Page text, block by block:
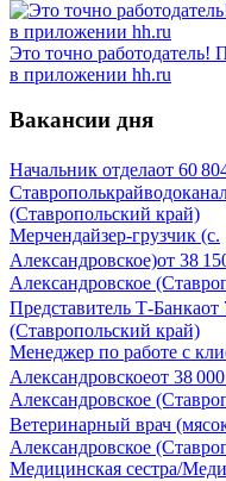
Это точно работодатель!
в приложении hh.ru
Вакансии дня
Начальник отделаот 60
(Ставропольский край)
Мерчендайзер-грузчик (с.
Александровское)от 38
Александровское
Представитель Т-Банкаот
(Ставропольский край)
Менеджер по работе с
Александровскоеот 38 000
Александровское
Ветеринарный врач
Александровское
Медицинская сестра/